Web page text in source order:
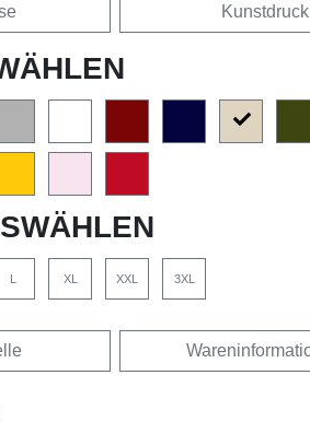
Kunstdruck
L XL XXL 3XL